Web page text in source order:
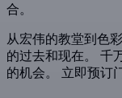
合。
从宏伟的教堂到色
的过去和现在。 千
的机会。 立即预订